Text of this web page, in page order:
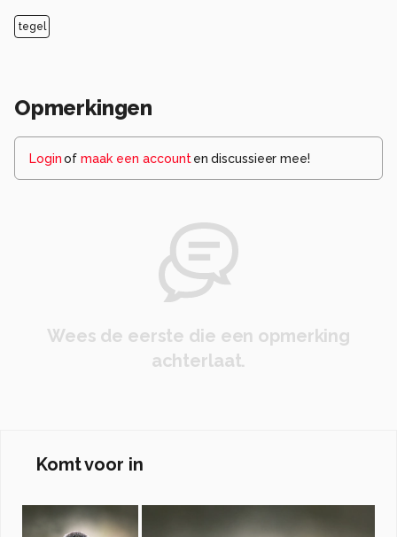
tegel
Opmerkingen
Loginof maak een account en discussieer mee!
Wees de eerste die een opmerking
achterlaat.
Komt voor in